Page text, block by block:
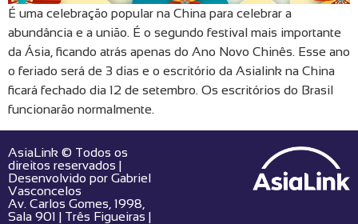
É uma celebração popular na China para celebrar a
abundância e a união. É o segundo festival mais importante
da Ásia, ficando atrás apenas do Ano Novo Chinês. Esse ano
o feriado será de 3 dias e o escritório da Asialink na China
ficará fechado dia 12 de setembro. Os escritórios do Brasil
funcionarão normalmente.
AsiaLink © Todos os
direitos reservados |
Desenvolvido por Gabriel
Vasconcelos
Av. Carlos Gomes, 1998,
Sala 901 | Três Figueiras |